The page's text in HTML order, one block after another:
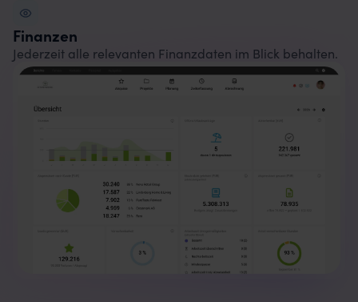
Finanzen
Jederzeit alle relevanten Finanzdaten im Blick behalten.